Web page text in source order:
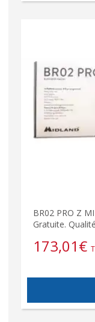
BR02 PRO Z
Gratuite.
173,01€